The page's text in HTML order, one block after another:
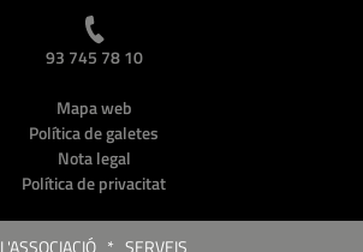
93 745 78 10
Mapa web
Política de galetes
Nota legal
Política de privacitat
L'ASSOCIACIÓ * SERVEIS